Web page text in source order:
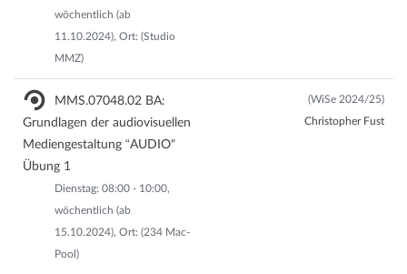
wöchentlich (ab
11.10.2024), Ort: (Studio
MMZ)
MMS.07048.02 BA:
Grundlagen der audiovisuellen
Mediengestaltung “AUDIO"
Übung 1
Dienstag: 08:00 - 10:00,
wöchentlich (ab
15.10.2024), Ort: (234 Mac-
Pool)
(WiSe 2024/25)
Christopher Fust